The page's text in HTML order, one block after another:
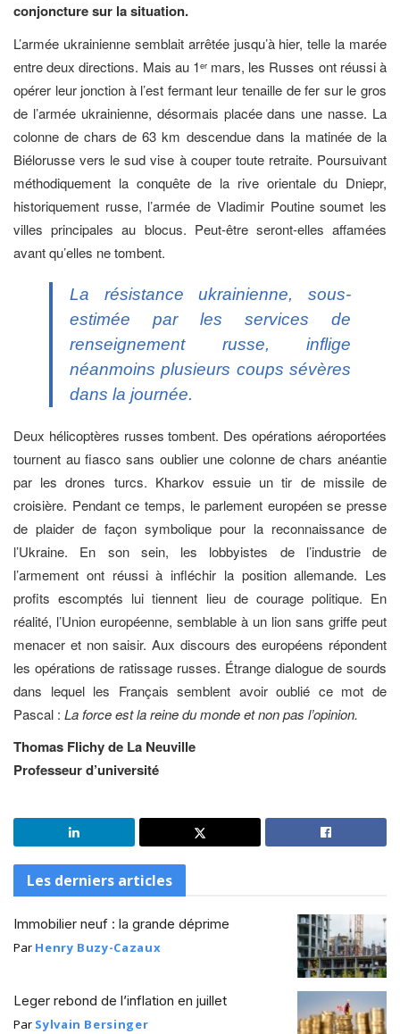
conjoncture sur la situation.
L’armée ukrainienne semblait arrêtée jusqu’à hier, telle la marée
entre deux directions. Mais au 1ermars, les Russes ont réussi à
opérer leur jonction à l’est fermant leur tenaille de fer sur le gros
de l’armée ukrainienne, désormais placée dans une nasse. La
colonne de chars de 63 km descendue dans la matinée de la
Biélorusse vers le sud vise à couper toute retraite. Poursuivant
méthodiquement la conquête de la rive orientale du Dniepr,
historiquement russe, l’armée de Vladimir Poutine soumet les
villes principales au blocus. Peut-être seront-elles affamées
avant qu’elles ne tombent.
La résistance ukrainienne, sous-
estimée par les services de
renseignement russe, inflige
néanmoins plusieurs coups sévères
dans la journée.
Deux hélicoptères russes tombent. Des opérations aéroportées
tournent au fiasco sans oublier une colonne de chars anéantie
par les drones turcs. Kharkov essuie un tir de missile de
croisière. Pendant ce temps, le parlement européen se presse
de plaider de façon symbolique pour la reconnaissance de
l’Ukraine. En son sein, les lobbyistes de l’industrie de
l’armement ont réussi à infléchir la position allemande. Les
profits escomptés lui tiennent lieu de courage politique. En
réalité, l’Union européenne, semblable à un lion sans griffe peut
menacer et non saisir. Aux discours des européens répondent
les opérations de ratissage russes. Étrange dialogue de sourds
dans lequel les Français semblent avoir oublié ce mot de
Pascal : La force est la reine du monde et non pas l’opinion.
Thomas Flichy de La Neuville
Professeur d’université
Les derniers articles
Immobilier neuf : la grande déprime
Par Henry Buzy-Cazaux
Leger rebond de l’inflation en juillet
Par Sylvain Bersinger